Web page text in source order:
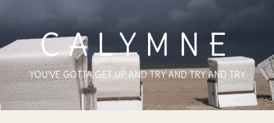
CALYMNE
YOU'VE GOTTA GET UP AND TRY AND TRY AND TRY